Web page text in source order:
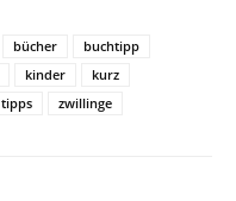
bücher
buchtipp
kinder
kurz
tipps zwillinge